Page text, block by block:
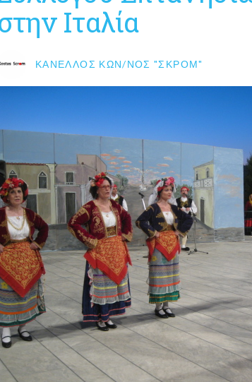
Ιταλία
ΚΑΝΈΛΛΟΣ ΚΩΝ/ΝΟΣ "ΣΚΡΟΜ"